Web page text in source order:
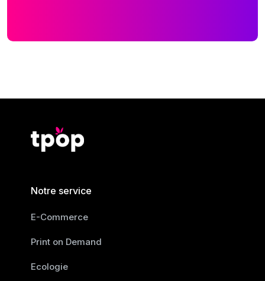
Notre service
E-Commerce
Print on Demand
Ecologie